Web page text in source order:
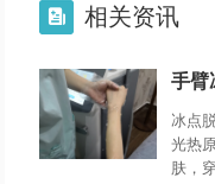
 相关资讯
手臂
冰点
光热
肤，